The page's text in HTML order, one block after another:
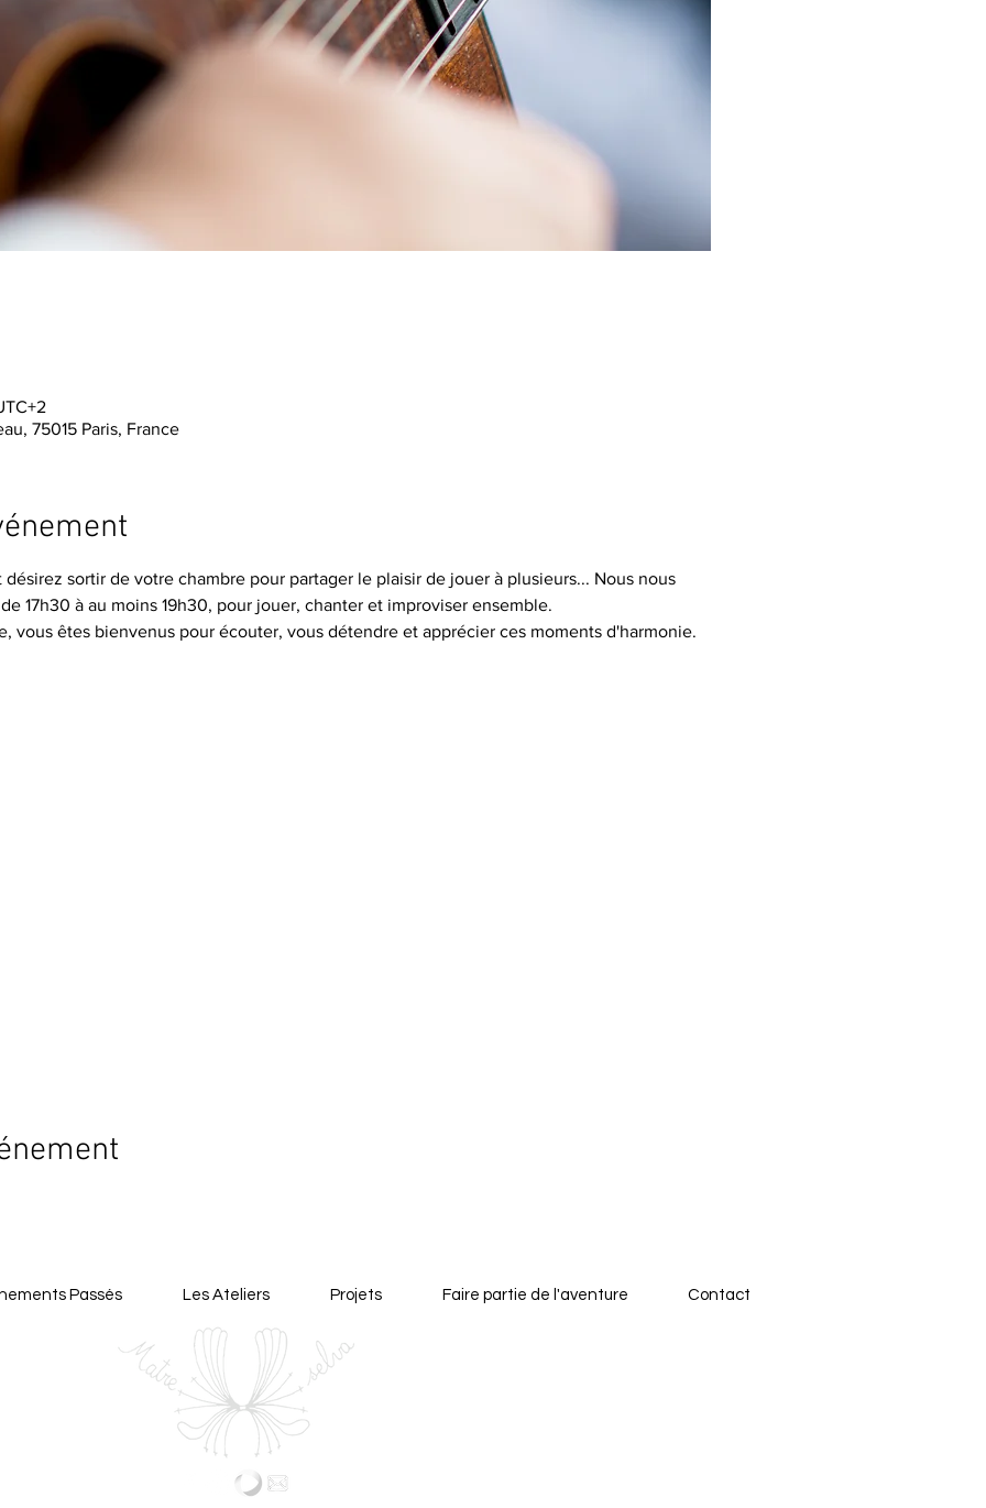
75015 Paris, France
sortir de votre chambre pour partager le plaisir de jouer à plusieurs... Nous nous
17h30 à au moins 19h30, pour jouer, chanter et improviser ensemble.
vous êtes bienvenus pour écouter, vous détendre et apprécier ces moments d'harmonie.
Passés Les Ateliers Projets Faire partie de l'aventure Contact